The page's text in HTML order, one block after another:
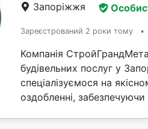
Запоріжжя
Зареєстрований 2 роки тому •
Компанія
будівельних послуг у
спеціалізуємося на
оздобленні, забезпечуючи